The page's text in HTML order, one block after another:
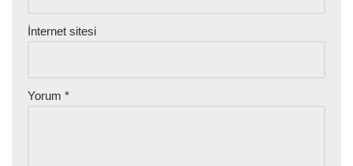
İnternet sitesi
Yorum *